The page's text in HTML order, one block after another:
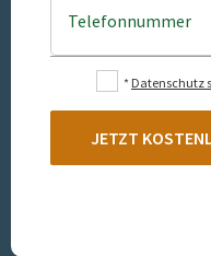
Telefonnummer
* Datenschutz
JETZT